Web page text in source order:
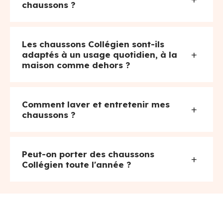
chaussons ?
Les chaussons Collégien sont-ils
adaptés à un usage quotidien, à la
maison comme dehors ?
+
Comment laver et entretenir mes
chaussons ?
+
Peut-on porter des chaussons
Collégien toute l'année ?
+